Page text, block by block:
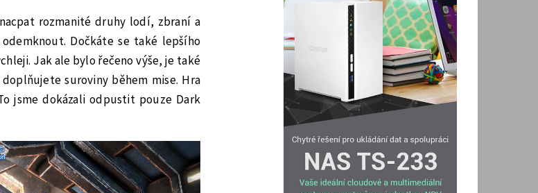
rozmanité druhy lodí, zbraní a
Dočkáte se také lepšího
Jak ale bylo řečeno výše, je také
suroviny během mise. Hra
jsme dokázali odpustit pouze Dark